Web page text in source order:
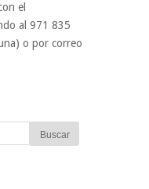
el
al 971 835
o por correo